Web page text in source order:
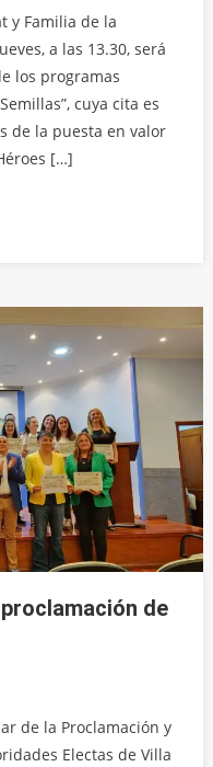
y Familia de la
a las 13.30, será
los programas
cuya cita es
de la puesta en valor
[…]
de
de la Proclamación y
Electas de Villa